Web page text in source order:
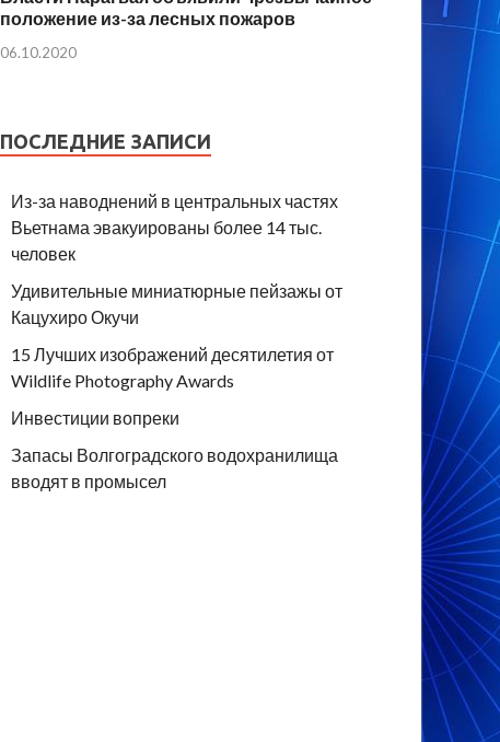
положение из-за лесных пожаров
06.10.2020
ПОСЛЕДНИЕ ЗАПИСИ
Из-за наводнений в центральных частях
Вьетнама эвакуированы более 14 тыс.
человек
Удивительные миниатюрные пейзажы от
Кацухиро Окучи
15 Лучших изображений десятилетия от
Wildlife Photography Awards
Инвестиции вопреки
Запасы Волгоградского водохранилища
вводят в промысел